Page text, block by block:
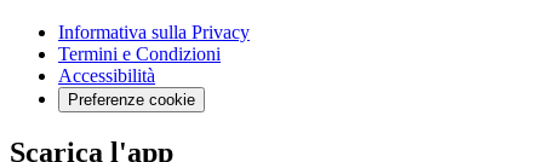
Informativa sulla Privacy
Termini e Condizioni
Accessibilità
Preferenze cookie
Scarica l'app